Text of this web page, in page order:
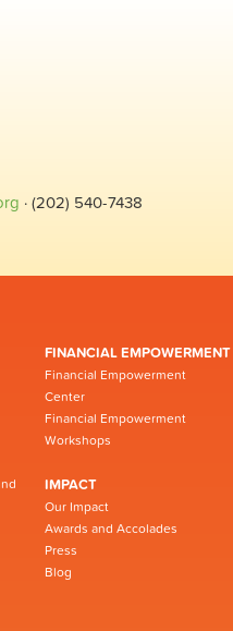
· (202) 540-7438
FINANCIAL EMPOWERMENT
Financial Empowerment
Center
Financial Empowerment
Workshops
IMPACT
Our Impact
Awards and Accolades
Press
Blog